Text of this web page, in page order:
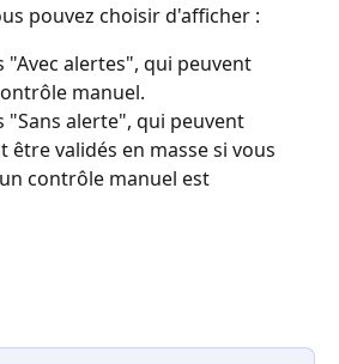
pouvez choisir d'afficher :
"Avec alertes", qui peuvent
manuel.
"Sans alerte", qui peuvent
être validés en masse si vous
contrôle manuel est